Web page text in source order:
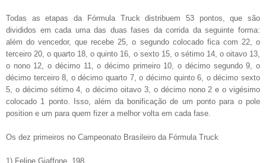
Todas as etapas da Fórmula Truck distribuem 53 pontos, que são
divididos em cada uma das duas fases da corrida da seguinte forma:
além do vencedor, que recebe 25, o segundo colocado fica com 22, o
terceiro 20, o quarto 18, o quinto 16, o sexto 15, o sétimo 14, o oitavo 13,
o nono 12, o décimo 11, o décimo primeiro 10, o décimo segundo 9, o
décimo terceiro 8, o décimo quarto 7, o décimo quinto 6, o décimo sexto
5, o décimo sétimo 4, o décimo oitavo 3, o décimo nono 2 e o vigésimo
colocado 1 ponto. Isso, além da bonificação de um ponto para o pole
position e um para quem fizer a melhor volta em cada fase.
Os dez primeiros no Campeonato Brasileiro da Fórmula Truck
1) Felipe Giaffone, 198